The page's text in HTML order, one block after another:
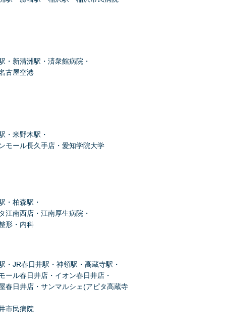
・新清洲駅・済衆館病院・
古屋空港
・米野木駅・
モール長久手店・愛知学院大学
・柏森駅・
江南西店・江南厚生病院・
形・内科
・JR春日井駅・神領駅・高蔵寺駅・
ール春日井店・イオン春日井店・
春日井店・サンマルシェ(アピタ高蔵寺
市民病院